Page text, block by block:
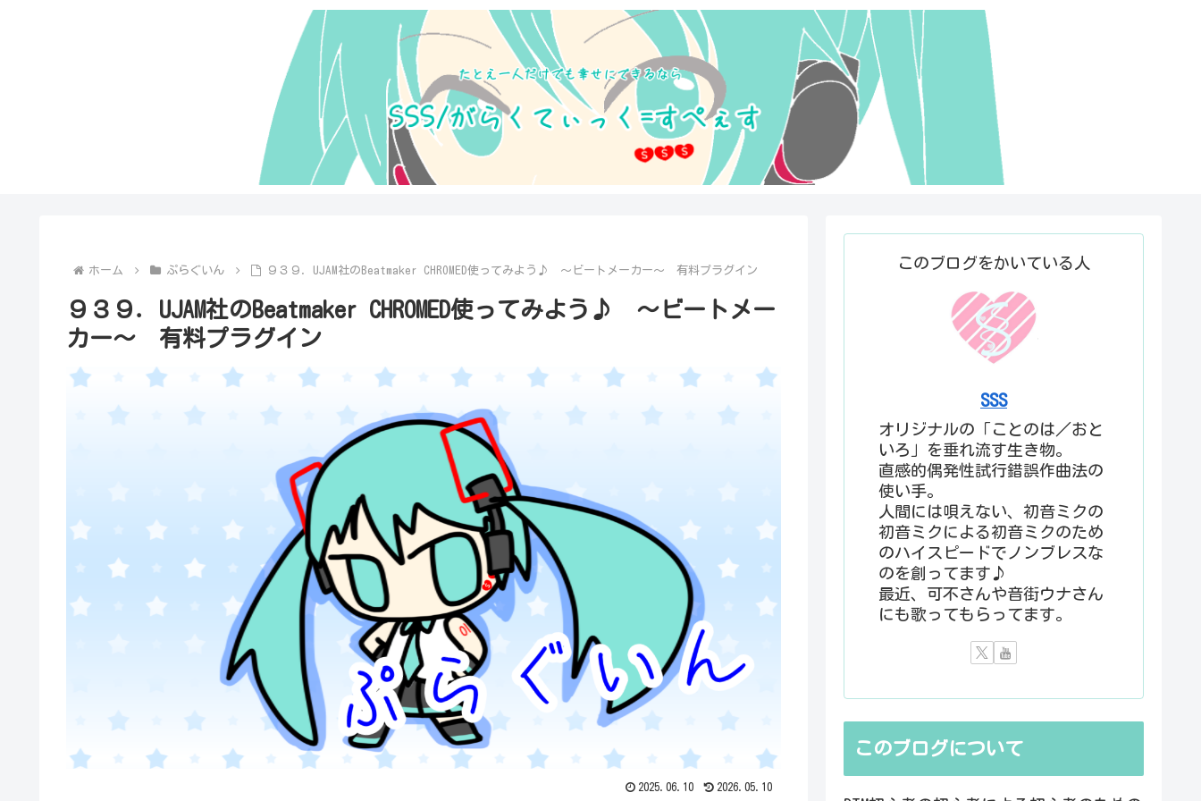
ホーム ぷらぐいん ９３９．UJAM社のBeatmaker CHROMED使ってみよう♪ ～ビートメーカー～ 有料プラグイン
９３９．UJAM社のBeatmaker CHROMED使ってみよう♪ ～ビートメー
カー～ 有料プラグイン
2025.06.10 2026.05.10
このブログをかいている人
SSS
オリジナルの「ことのは／おと
いろ」を垂れ流す生き物。
直感的偶発性試行錯誤作曲法の
使い手。
人間には唄えない、初音ミクの
初音ミクによる初音ミクのため
のハイスピードでノンブレスな
のを創ってます♪
最近、可不さんや音街ウナさん
にも歌ってもらってます。
このブログについて